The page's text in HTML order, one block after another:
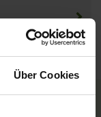
Über Cookies